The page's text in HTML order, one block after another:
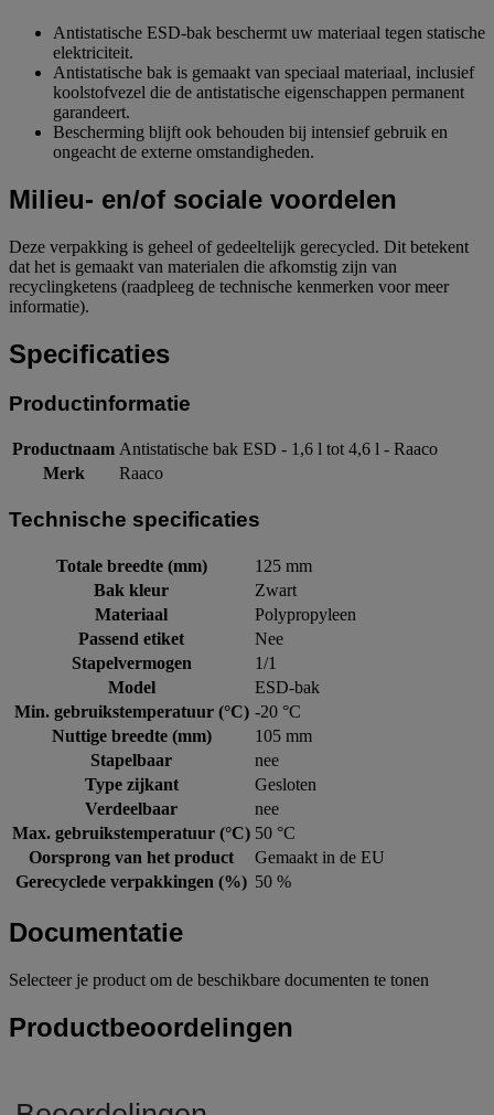
Antistatische ESD-bak beschermt uw materiaal tegen statische
elektriciteit.
Antistatische bak is gemaakt van speciaal materiaal, inclusief
koolstofvezel die de antistatische eigenschappen permanent
garandeert.
Bescherming blijft ook behouden bij intensief gebruik en
ongeacht de externe omstandigheden.
Milieu- en/of sociale voordelen
Deze verpakking is geheel of gedeeltelijk gerecycled. Dit betekent
dat het is gemaakt van materialen die afkomstig zijn van
recyclingketens (raadpleeg de technische kenmerken voor meer
informatie).
Specificaties
Productinformatie
Productnaam Antistatische bak ESD - 1,6 l tot 4,6 l - Raaco
Merk
Raaco
Technische specificaties
Totale breedte (mm)
125 mm
Bak kleur
Zwart
Materiaal
Polypropyleen
Passend etiket
Nee
Stapelvermogen
1/1
Model
ESD-bak
Min. gebruikstemperatuur (°C) -20 °C
Nuttige breedte (mm)
105 mm
Stapelbaar
nee
Type zijkant
Gesloten
Verdeelbaar
nee
Max. gebruikstemperatuur (°C) 50 °C
Oorsprong van het product
Gemaakt in de EU
Gerecyclede verpakkingen (%) 50 %
Documentatie
Selecteer je product om de beschikbare documenten te tonen
Productbeoordelingen